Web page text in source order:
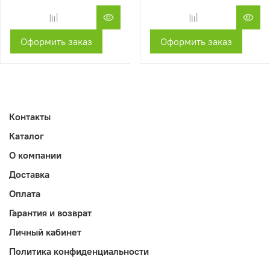
Оформить заказ Оформить заказ
Контакты
Каталог
О компании
Доставка
Оплата
Гарантия и возврат
Личный кабинет
Политика конфиденциальности